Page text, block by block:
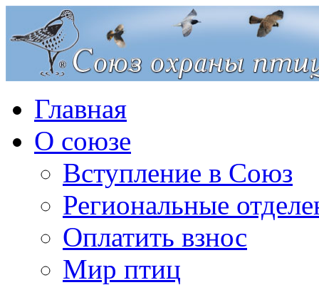
Главная
О союзе
Вступление в Союз
Региональные
Оплатить взнос
Мир птиц